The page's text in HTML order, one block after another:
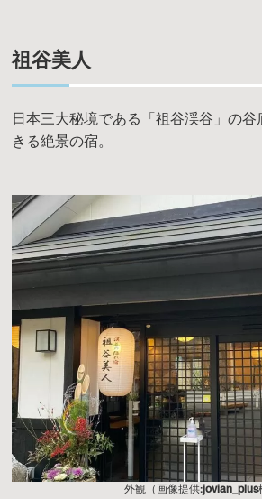
祖谷美人
日本三大秘境である「祖谷渓谷」の
きる絶景の宿。
外観（画像提供:jovian_plus